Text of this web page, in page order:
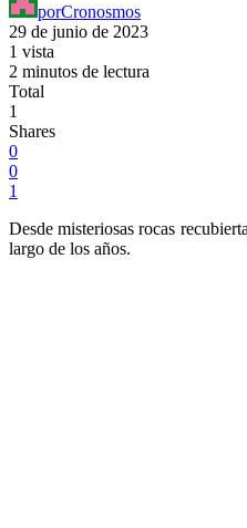
porCronosmos
29 de junio de 2023
1 vista
2 minutos de lectura
Total
1
Shares
0
0
1
Desde misteriosas rocas
largo de los años.